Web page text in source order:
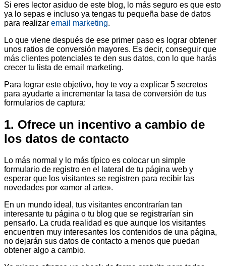
Si eres lector asiduo de este blog, lo más seguro es que esto
ya lo sepas e incluso ya tengas tu pequeña base de datos
para realizar email marketing.
Lo que viene después de ese primer paso es lograr obtener
unos ratios de conversión mayores. Es decir, conseguir que
más clientes potenciales te den sus datos, con lo que harás
crecer tu lista de email marketing.
Para lograr este objetivo, hoy te voy a explicar 5 secretos
para ayudarte a incrementar la tasa de conversión de tus
formularios de captura:
1. Ofrece un incentivo a cambio de
los datos de contacto
Lo más normal y lo más típico es colocar un simple
formulario de registro en el lateral de tu página web y
esperar que los visitantes se registren para recibir las
novedades por «amor al arte».
En un mundo ideal, tus visitantes encontrarían tan
interesante tu página o tu blog que se registrarían sin
pensarlo. La cruda realidad es que aunque los visitantes
encuentren muy interesantes los contenidos de una página,
no dejarán sus datos de contacto a menos que puedan
obtener algo a cambio.